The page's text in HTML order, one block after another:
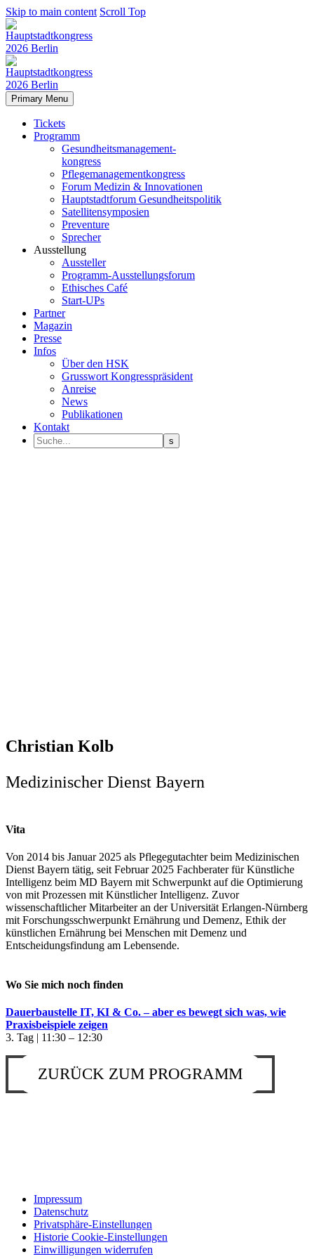
Skip to main content Scroll Top
Primary Menu
Tickets
Programm
Gesundheitsmanagement-
kongress
Pflegemanagementkongress
Forum Medizin & Innovationen
Hauptstadtforum Gesundheitspolitik
Satellitensymposien
Preventure
Sprecher
Ausstellung
Aussteller
Programm-Ausstellungsforum
Ethisches Café
Start-UPs
Partner
Magazin
Presse
Infos
Über den HSK
Grusswort Kongresspräsident
Anreise
News
Publikationen
Kontakt
Christian Kolb
Medizinischer Dienst Bayern
Vita
Von 2014 bis Januar 2025 als Pflegegutachter beim Medizinischen
Dienst Bayern tätig, seit Februar 2025 Fachberater für Künstliche
Intelligenz beim MD Bayern mit Schwerpunkt auf die Optimierung
von mit Prozessen mit Künstlicher Intelligenz. Zuvor
wissenschaftlicher Mitarbeiter an der Universität Erlangen-Nürnberg
mit Forschungsschwerpunkt Ernährung und Demenz, Ethik der
künstlichen Ernährung bei Menschen mit Demenz und
Entscheidungsfindung am Lebensende.
Wo Sie mich noch finden
Dauerbaustelle IT, KI & Co. – aber es bewegt sich was, wie
Praxisbeispiele zeigen
3. Tag | 11:30 – 12:30
ZURÜCK ZUM PROGRAMM
Impressum
Datenschutz
Privatsphäre-Einstellungen
Historie Cookie-Einstellungen
Einwilligungen widerrufen